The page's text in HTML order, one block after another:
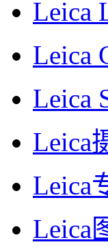
Leica
Leica
Leica
Leica
Leica
Leica